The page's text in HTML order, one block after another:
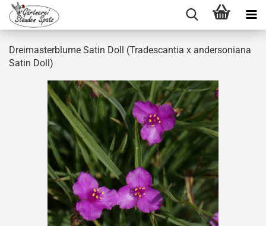
Dreimasterblume Satin Doll (Tradescantia x andersoniana
Satin Doll)